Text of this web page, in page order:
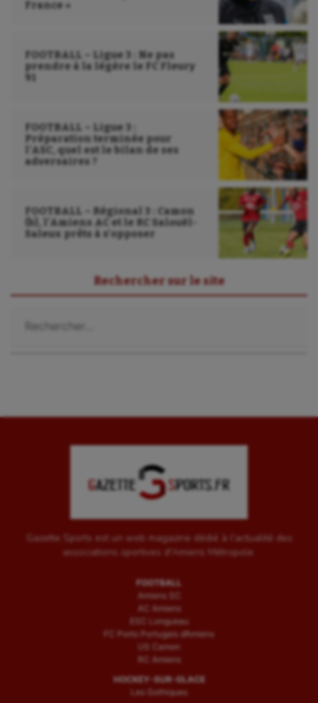
Water-polo
France »
FOOTBALL – Ligue 3 : Ne pas
prendre à la légère le FC Fleury
91
FOOTBALL – Ligue 3 :
Préparation terminée pour
l’ASC, quel est le bilan de ses
adversaires ?
FOOTBALL – Régional 3 : Camon
(b), l’Amiens AC et le RC Salouël-
Saleux prêts à s’opposer
Rechercher sur le site
Gazette Sports est un web magazine dédié à l'actualité des
associations sportives d'Amiens Métropole.
FOOTBALL
Amiens SC
AC Amiens
ESC Longueau
FC Porto Portugais d’Amiens
US Camon
RC Amiens
HOCKEY-SUR-GLACE
Les Gothiques